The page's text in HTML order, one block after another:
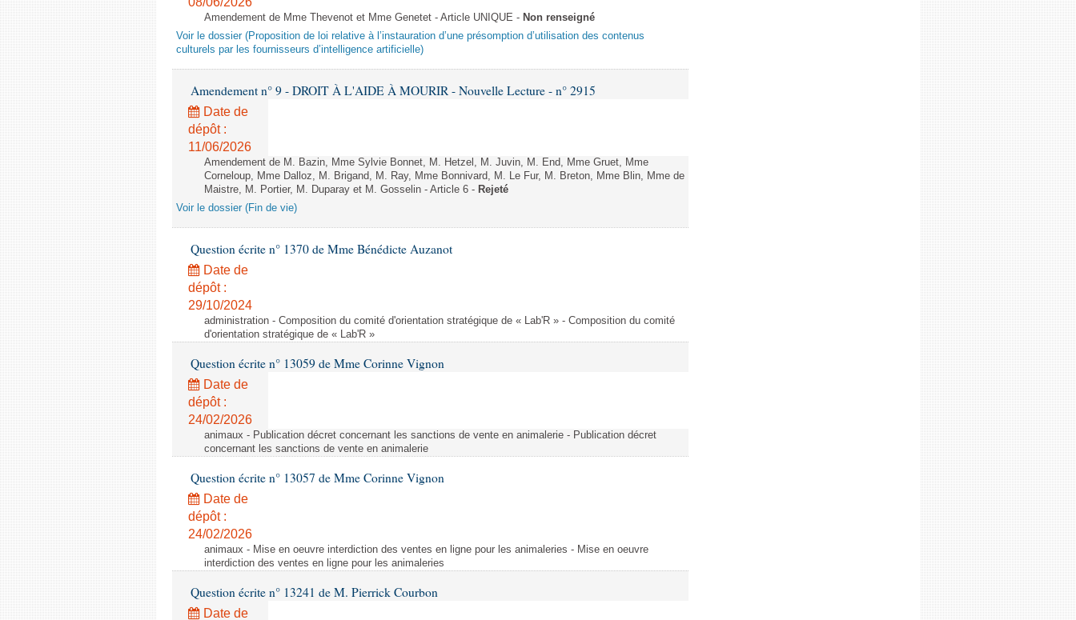
Amendement de Mme Thevenot et Mme Genetet - Article UNIQUE - Non renseigné
Voir le dossier (Proposition de loi relative à l’instauration d’une présomption d’utilisation des contenus
culturels par les fournisseurs d’intelligence artificielle)
Amendement n° 9 - DROIT À L'AIDE À MOURIR - Nouvelle Lecture - n° 2915
Date de
dépôt :
11/06/2026
Amendement de M. Bazin, Mme Sylvie Bonnet, M. Hetzel, M. Juvin, M. End, Mme Gruet, Mme
Corneloup, Mme Dalloz, M. Brigand, M. Ray, Mme Bonnivard, M. Le Fur, M. Breton, Mme Blin, Mme de
Maistre, M. Portier, M. Duparay et M. Gosselin - Article 6 - Rejeté
Voir le dossier (Fin de vie)
Question écrite n° 1370 de Mme Bénédicte Auzanot
Date de
dépôt :
29/10/2024
administration - Composition du comité d'orientation stratégique de « Lab'R » - Composition du comité
d'orientation stratégique de « Lab'R »
Question écrite n° 13059 de Mme Corinne Vignon
Date de
dépôt :
24/02/2026
animaux - Publication décret concernant les sanctions de vente en animalerie - Publication décret
concernant les sanctions de vente en animalerie
Question écrite n° 13057 de Mme Corinne Vignon
Date de
dépôt :
24/02/2026
animaux - Mise en oeuvre interdiction des ventes en ligne pour les animaleries - Mise en oeuvre
interdiction des ventes en ligne pour les animaleries
Question écrite n° 13241 de M. Pierrick Courbon
Date de